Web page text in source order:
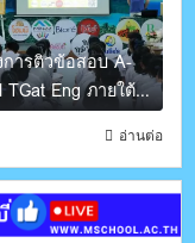
การติวข้อสอบ A-
TGat Eng ภายใต้
ร English We Like
อ่านต่อ